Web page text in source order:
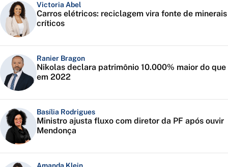
Victoria Abel
Carros elétricos: reciclagem vira fonte de minerais
críticos
Ranier Bragon
Nikolas declara patrimônio 10.000% maior do que
em 2022
Basília Rodrigues
Ministro ajusta fluxo com diretor da PF após ouvir
Mendonça